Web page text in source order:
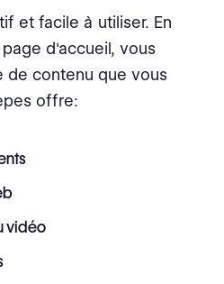
et facile à utiliser. En
d'accueil, vous
de contenu que vous
offre:
vidéo